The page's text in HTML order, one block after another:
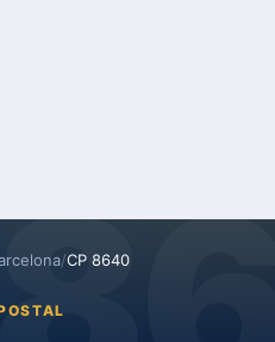
/CP 8640